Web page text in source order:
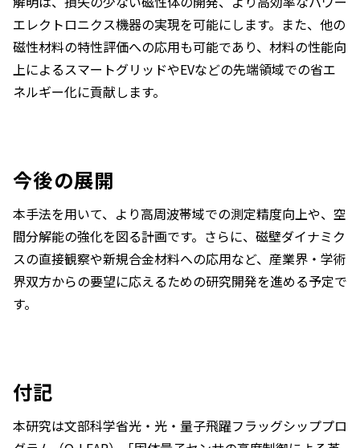
エレクトロニクス機器の実現を可能にします。また、他の
磁性材料の特性評価への応用も可能であり、材料の性能向
上によるスマートグリッドやEVなどの先端領域での省エ
ネルギー化に貢献します。
今後の展開
本手法を用いて、より高周波帯域での測定精度向上や、空
間分解能の強化を図る計画です。さらに、磁壁ダイナミク
スの直接観察や新規合金材料への応用など、産業界・学術
界双方からの要望に応えるための研究開発を進める予定で
す。
付記
本研究は文部科学省光・光・量子飛躍フラッグシッププロ